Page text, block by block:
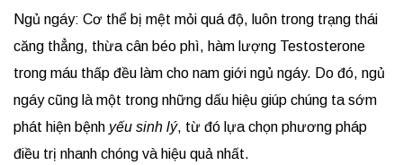
Ngủ ngáy: Cơ thể bị mệt mỏi quá độ, luôn trong trạng thái
căng thẳng, thừa cân béo phì, hàm lượng Testosterone
trong máu thấp đều làm cho nam giới ngủ ngáy. Do đó, ngủ
ngáy cũng là một trong những dấu hiệu giúp chúng ta sớm
phát hiện bệnh yếu sinh lý, từ đó lựa chọn phương pháp
điều trị nhanh chóng và hiệu quả nhất.